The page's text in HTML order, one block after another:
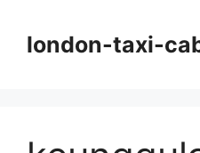
london-taxi-